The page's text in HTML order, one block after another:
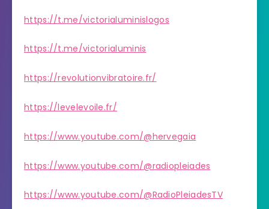
https://t.me/victorialuminislogos
https://t.me/victorialuminis
https://revolutionvibratoire.fr/
https://levelevoile.fr/
https://www.youtube.com/@hervegaia
https://www.youtube.com/@radiopleiades
https://www.youtube.com/@RadioPleiadesTV